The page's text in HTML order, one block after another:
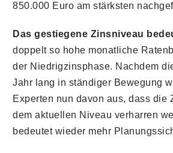
850.000 Euro am stärksten
Das gestiegene Zinsniveau
doppelt so hohe monatliche
der Niedrigzinsphase. Nachdem
Jahr lang in ständiger Bewegung
Experten nun davon aus, dass die
dem aktuellen Niveau verharren
bedeutet wieder mehr